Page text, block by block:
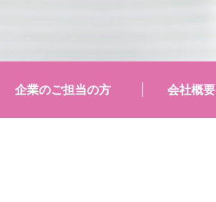
企業のご担当の方 会社概要